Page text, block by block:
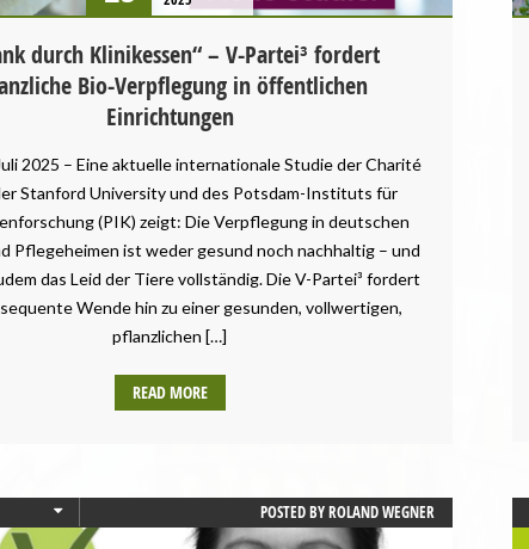
durch Klinikessen“ – V-Partei³ fordert
Bio-Verpflegung in öffentlichen
Einrichtungen
2025 – Eine aktuelle internationale Studie der Charité
Stanford University und des Potsdam-Instituts für
(PIK) zeigt: Die Verpflegung in deutschen
Pflegeheimen ist weder gesund noch nachhaltig – und
das Leid der Tiere vollständig. Die V-Partei³ fordert
Wende hin zu einer gesunden, vollwertigen,
pflanzlichen […]
READ MORE
POSTED BYROLAND WEGNER